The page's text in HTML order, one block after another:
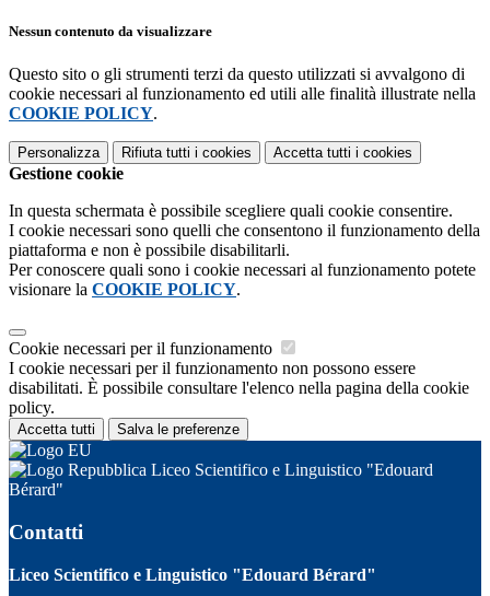
Nessun contenuto da visualizzare
Questo sito o gli strumenti terzi da questo utilizzati si avvalgono di
cookie necessari al funzionamento ed utili alle finalità illustrate nella
COOKIE POLICY.
Personalizza Rifiuta tutti i cookies Accetta tutti i cookies
Gestione cookie
In questa schermata è possibile scegliere quali cookie consentire.
I cookie necessari sono quelli che consentono il funzionamento della
piattaforma e non è possibile disabilitarli.
Per conoscere quali sono i cookie necessari al funzionamento potete
visionare la COOKIE POLICY.
Cookie necessari per il funzionamento
I cookie necessari per il funzionamento non possono essere
disabilitati. È possibile consultare l'elenco nella pagina della cookie
policy.
Accetta tutti Salva le preferenze
Liceo Scientifico e Linguistico "Edouard
Bérard"
Contatti
Liceo Scientifico e Linguistico "Edouard Bérard"